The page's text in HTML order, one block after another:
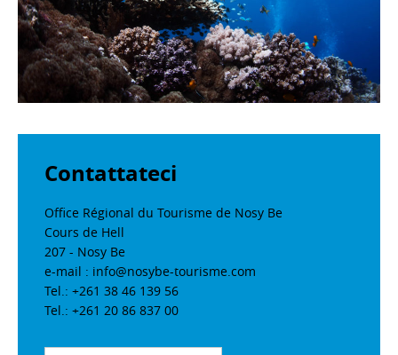
Contattateci
Office Régional du Tourisme de Nosy Be
Cours de Hell
207 - Nosy Be
e-mail : info@nosybe-tourisme.com
Tel.: +261 38 46 139 56
Tel.: +261 20 86 837 00